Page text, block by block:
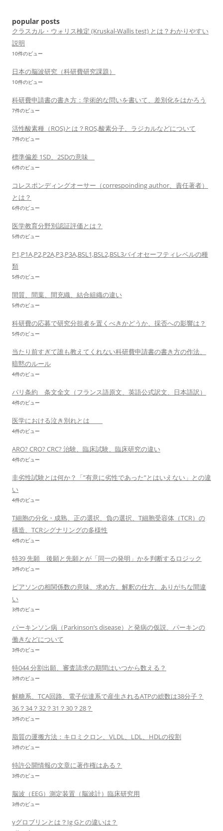
popular posts
クラスカル・ウォリス検定 (Kruskal-Wallis test) とは？わかりやすい
説明
10件のビュー
日本の脳波研究（科研費研究課題）
10件のビュー
科研費申請書の書き方：学術的な問いを書いて、差別化をはかろう
7件のビュー
活性酸素種（ROS)とは？ROS,酸素分子、ラジカルなどについて
7件のビュー
標準偏差 1SD、2SDの意味
6件のビュー
コレスポンディングオーサー（correspoinding author、責任著者）
とは？
6件のビュー
医学教育分野別認証評価とは？
5件のビュー
P1,P1A,P2,P2A,P3,P3A,BSL1,BSL2,BSL3バイオセーフティレベルの種
類
5件のビュー
間質、間葉、間充織、結合組織の違い
5件のビュー
科研費の応募で研究分担者を置くべきかどうか、採否への影響は？
5件のビュー
当たり前すぎて誰も教えてくれない科研費申請書の書き方の作法、
暗黙のルール
4件のビュー
パリ条約 条文全文（フランス語原文、英語公式訳文、日本語訳）
4件のビュー
医学における泣き別れとは
4件のビュー
ARO? CRO? CRC? 治験、臨床試験、臨床研究の違い
4件のビュー
非劣性試験とは何か？「”有意に劣性であった”とはいえない」との違
い
4件のビュー
T細胞の分化・成熟、正の選択、負の選択、T細胞受容体（TCR）の
構造、TCRシグナリングの多様性
4件のビュー
特39 先願 後願と先願とが「同一の発明」かを判断するロジック
3件のビュー
ピアソンの相関係数の意味、求め方、解釈の仕方、ありがちな間違
い
3件のビュー
パーキンソン病（Parkinson’s disease）と発病の仮説、パーキンの
働きなどについて
3件のビュー
特044 分割出願、審査請求の期間はいつから数える？
3件のビュー
解糖系、TCA回路、電子伝達系で産生されるATPの総数は38分子？
36？34？32？31？30？28？
3件のビュー
脂質の運搬方法：キロミクロン、VLDL、LDL、HDLの役割
3件のビュー
特許公開情報の文章に著作権はある？
3件のビュー
脳波（EEG）測定装置（脳波計）臨床研究用
3件のビュー
γグロブリンとは？Ig Gとの違いは？